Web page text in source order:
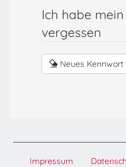
Ich habe
vergessen
Neues
Impressum